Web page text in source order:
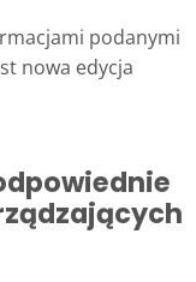
podanymi
nowa edycja